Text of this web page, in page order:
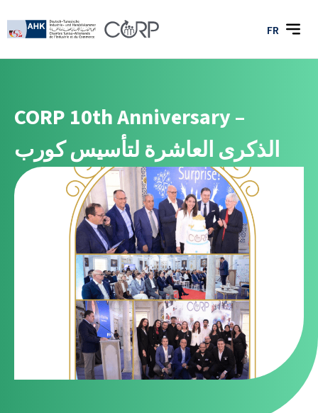
FR
CORP 10th Anniversary –
الذكرى العاشرة لتأسيس كورب